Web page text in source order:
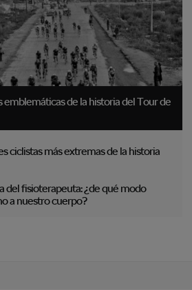
emblemáticas de la historia del Tour de
ciclistas más extremas de la historia
del fisioterapeuta: ¿de qué modo
a nuestro cuerpo?